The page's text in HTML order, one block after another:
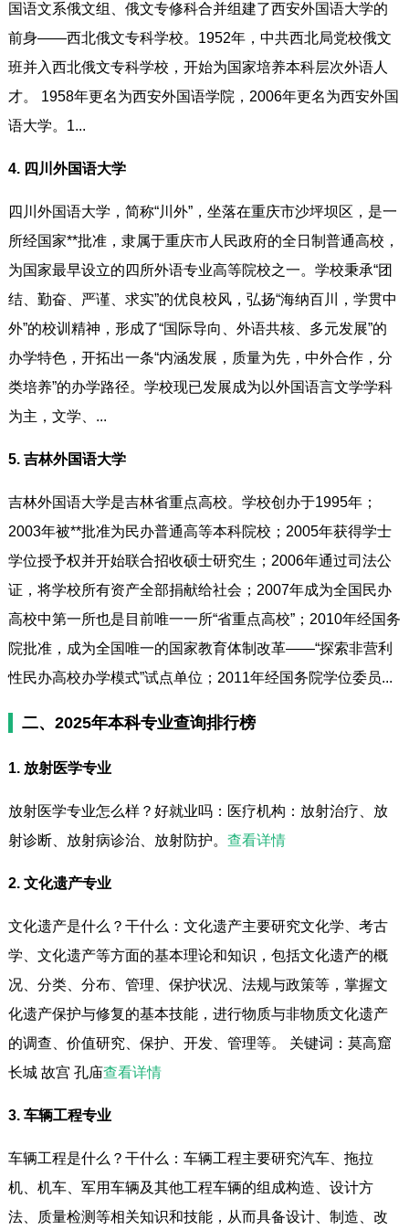
国语文系俄文组、俄文专修科合并组建了西安外国语大学的
前身——西北俄文专科学校。1952年，中共西北局党校俄文
班并入西北俄文专科学校，开始为国家培养本科层次外语人
才。 1958年更名为西安外国语学院，2006年更名为西安外国
语大学。1...
4. 四川外国语大学
四川外国语大学，简称“川外”，坐落在重庆市沙坪坝区，是一
所经国家**批准，隶属于重庆市人民政府的全日制普通高校，
为国家最早设立的四所外语专业高等院校之一。学校秉承“团
结、勤奋、严谨、求实”的优良校风，弘扬“海纳百川，学贯中
外”的校训精神，形成了“国际导向、外语共核、多元发展”的
办学特色，开拓出一条“内涵发展，质量为先，中外合作，分
类培养”的办学路径。学校现已发展成为以外国语言文学学科
为主，文学、...
5. 吉林外国语大学
吉林外国语大学是吉林省重点高校。学校创办于1995年；
2003年被**批准为民办普通高等本科院校；2005年获得学士
学位授予权并开始联合招收硕士研究生；2006年通过司法公
证，将学校所有资产全部捐献给社会；2007年成为全国民办
高校中第一所也是目前唯一一所“省重点高校”；2010年经国务
院批准，成为全国唯一的国家教育体制改革——“探索非营利
性民办高校办学模式”试点单位；2011年经国务院学位委员...
二、2025年本科专业查询排行榜
1. 放射医学专业
放射医学专业怎么样？好就业吗：医疗机构：放射治疗、放
射诊断、放射病诊治、放射防护。 查看详情
2. 文化遗产专业
文化遗产是什么？干什么：文化遗产主要研究文化学、考古
学、文化遗产等方面的基本理论和知识，包括文化遗产的概
况、分类、分布、管理、保护状况、法规与政策等，掌握文
化遗产保护与修复的基本技能，进行物质与非物质文化遗产
的调查、价值研究、保护、开发、管理等。 关键词：莫高窟
长城 故宫 孔庙查看详情
3. 车辆工程专业
车辆工程是什么？干什么：车辆工程主要研究汽车、拖拉
机、机车、军用车辆及其他工程车辆的组成构造、设计方
法、质量检测等相关知识和技能，从而具备设计、制造、改